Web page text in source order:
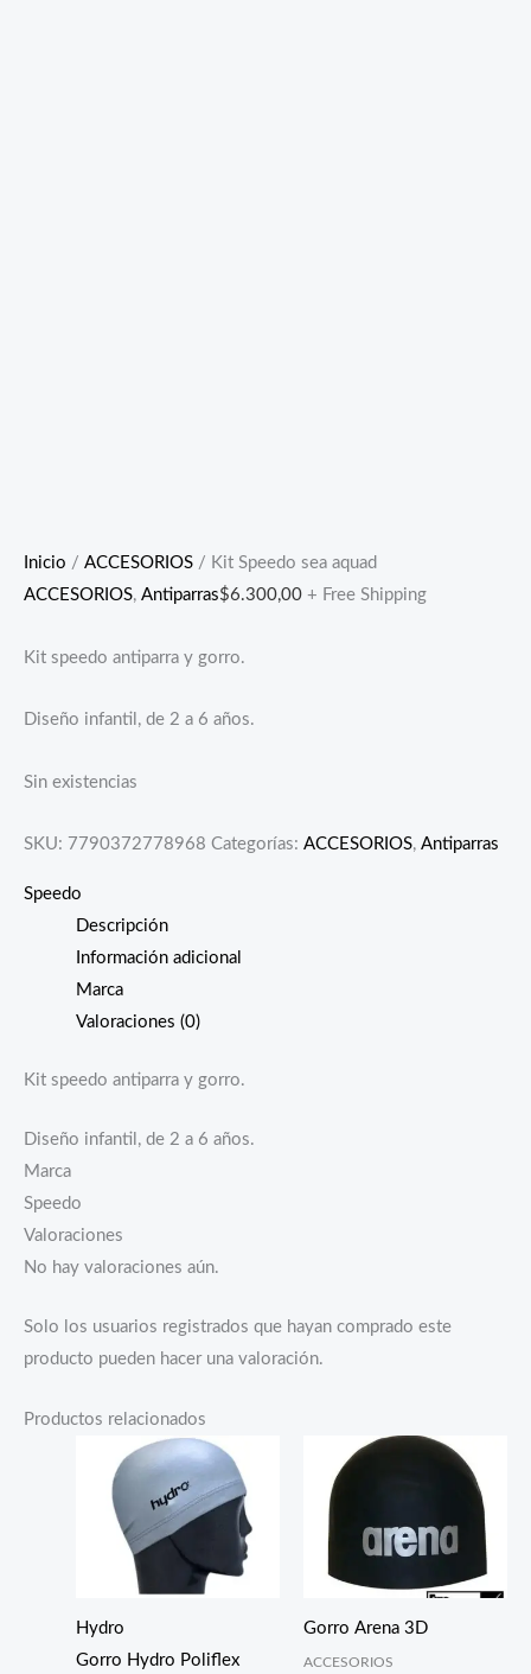
Inicio / ACCESORIOS / Kit Speedo sea aquad
ACCESORIOS, Antiparras$6.300,00 + Free Shipping
Kit speedo antiparra y gorro.
Diseño infantil, de 2 a 6 años.
Sin existencias
SKU: 7790372778968 Categorías: ACCESORIOS, Antiparras
Speedo
Descripción
Información adicional
Marca
Valoraciones (0)
Kit speedo antiparra y gorro.
Diseño infantil, de 2 a 6 años.
Marca
Speedo
Valoraciones
No hay valoraciones aún.
Solo los usuarios registrados que hayan comprado este
producto pueden hacer una valoración.
Productos relacionados
Hydro
Gorro Hydro Poliflex
Gorro Arena 3D
ACCESORIOS